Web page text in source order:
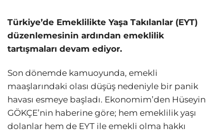
Türkiye’de Emeklilikte Yaşa Takılanlar (EYT)
düzenlemesinin ardından emeklilik
tartışmaları devam ediyor.
Son dönemde kamuoyunda, emekli
maaşlarındaki olası düşüş nedeniyle bir panik
havası esmeye başladı. Ekonomim’den Hüseyin
GÖKÇE’nin haberine göre; hem emeklilik yaşı
dolanlar hem de EYT ile emekli olma hakkı